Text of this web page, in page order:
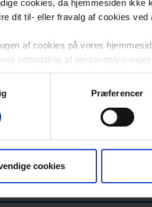
cookies, da hjemmesiden ikke
dit til- eller fravalg af cookies
af cookies på vores
behandling af personoplysninger
Præferencer
cookies
fodterapeuter med egen praksis i